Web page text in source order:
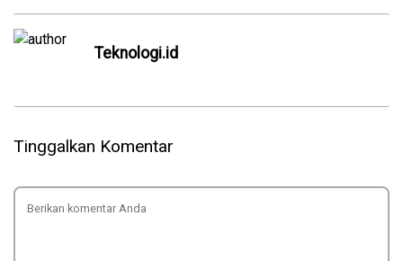
Teknologi.id
Tinggalkan Komentar